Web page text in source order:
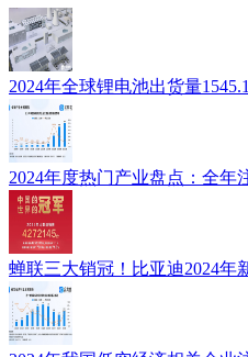
2024年全球锂电池出货量
2024年度热门产业盘点：全年
蝉联三大销冠！比亚迪2024年